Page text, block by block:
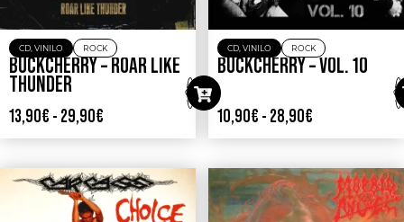
CD, VINILO ROCK
BUCKCHERRY – ROAR LIKE
THUNDER
13,90€ - 29,90€
CD, VINILO ROCK
BUCKCHERRY – VOL. 10
10,90€ - 28,90€